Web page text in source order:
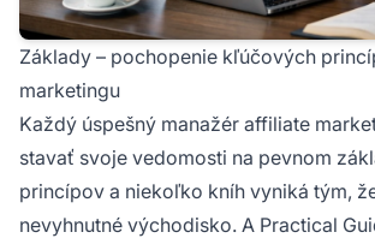
Základy – pochopenie kľúčových
marketingu
Každý úspešný manažér affiliate
stavať svoje vedomosti na pevnom
princípov a niekoľko kníh vyniká tým,
nevyhnutné východisko. A Practical